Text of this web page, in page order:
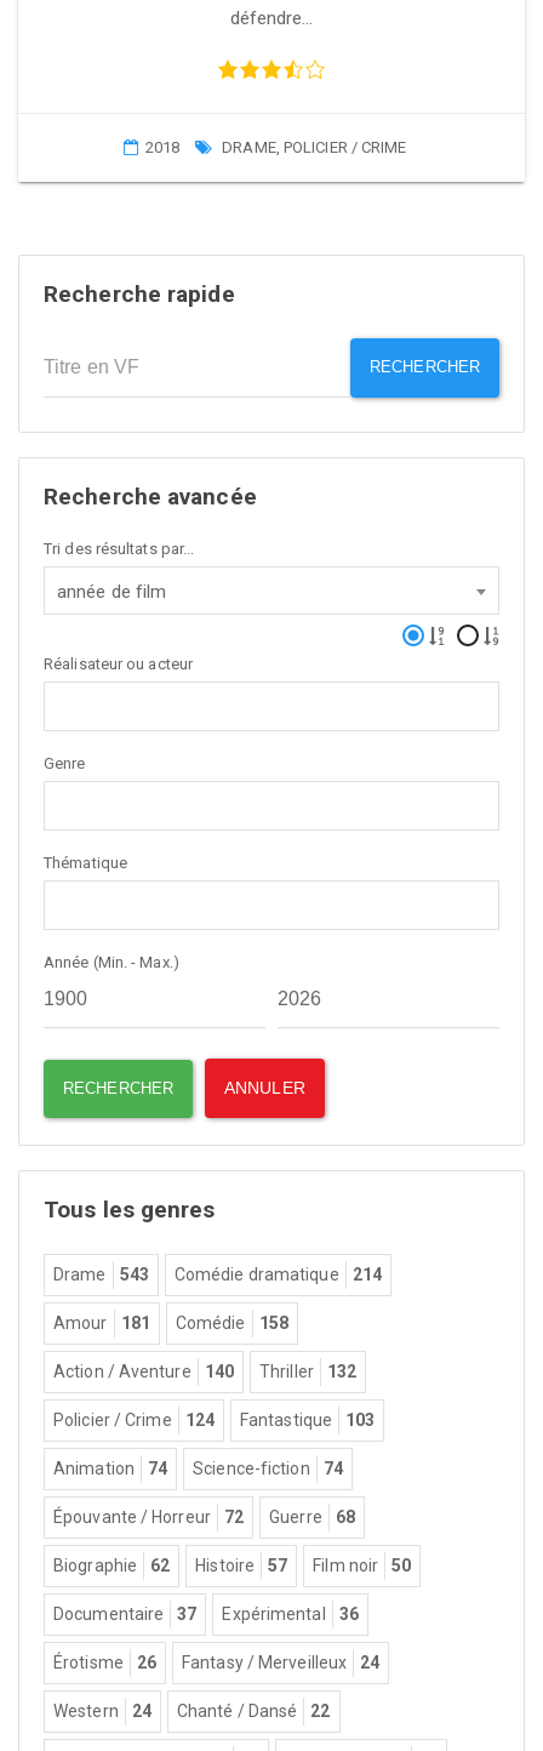
défendre…
2018 DRAME, POLICIER / CRIME
Recherche rapide
RECHERCHER
Recherche avancée
Tri des résultats par...
année de film
Réalisateur ou acteur
Genre
Thématique
Année (Min. - Max.)
Tous les genres
Drame 543 Comédie dramatique 214
Amour 181 Comédie 158
Action / Aventure 140 Thriller 132
Policier / Crime 124 Fantastique 103
Animation 74 Science-fiction 74
Épouvante / Horreur 72 Guerre 68
Biographie 62 Histoire 57 Film noir 50
Documentaire 37 Expérimental 36
Érotisme 26 Fantasy / Merveilleux 24
Western 24 Chanté / Dansé 22